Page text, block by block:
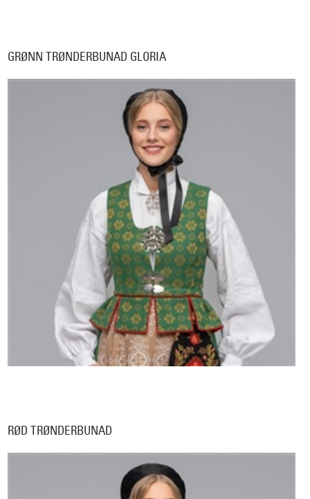
GRØNN TRØNDERBUNAD GLORIA
RØD TRØNDERBUNAD